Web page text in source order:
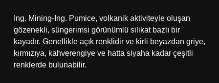
Ing. Mining-Ing. Pumice, volkanik aktiviteyle oluşan
gözenekli, süngerimsi görünümlü silikat bazlı bir
kayadır. Genellikle açık renklidir ve kirli beyazdan griye,
kırmızıya, kahverengiye ve hatta siyaha kadar çeşitli
renklerde bulunabilir.